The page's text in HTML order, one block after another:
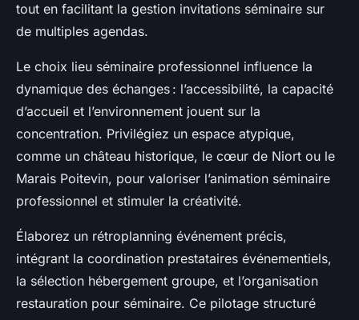
tout en facilitant la gestion invitations séminaire sur
de multiples agendas.
Le choix lieu séminaire professionnel influence la
dynamique des échanges : l’accessibilité, la capacité
d’accueil et l’environnement jouent sur la
concentration. Privilégiez un espace atypique,
comme un château historique, le cœur de Niort ou le
Marais Poitevin, pour valoriser l’animation séminaire
professionnel et stimuler la créativité.
Élaborez un rétroplanning événement précis,
intégrant la coordination prestataires événementiels,
la sélection hébergement groupe, et l’organisation
restauration pour séminaire. Ce pilotage structuré